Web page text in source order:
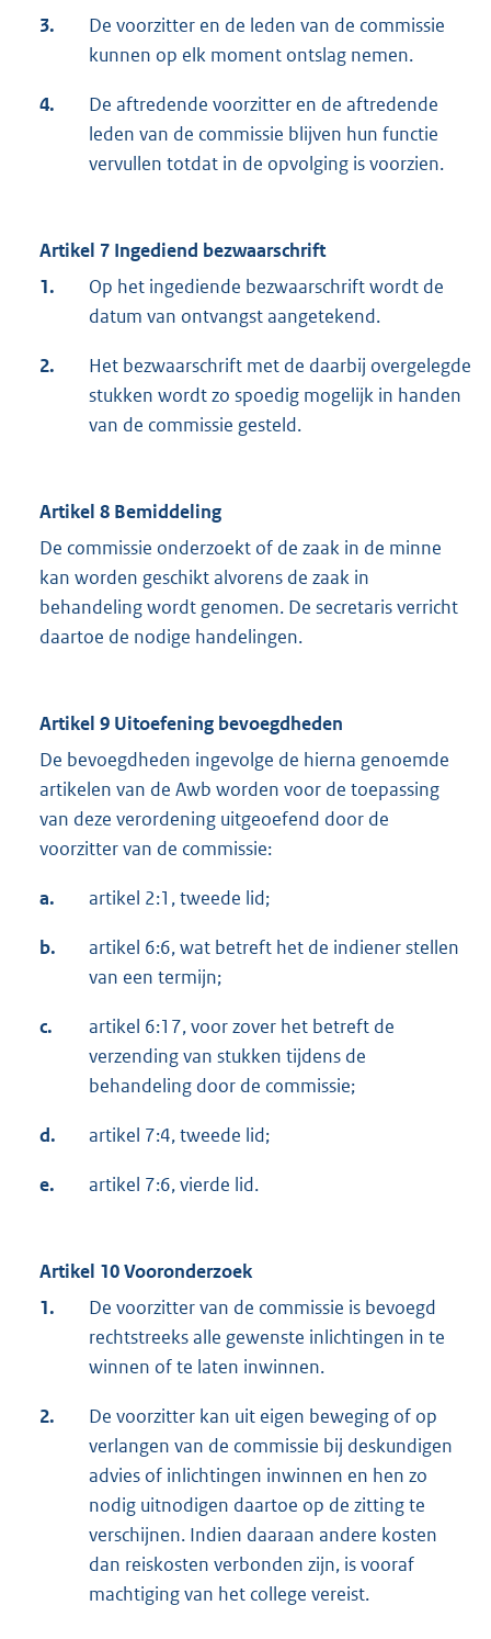
3.
De voorzitter en de leden van de commissie
kunnen op elk moment ontslag nemen.
4.
De aftredende voorzitter en de aftredende
leden van de commissie blijven hun functie
vervullen totdat in de opvolging is voorzien.
Artikel 7 Ingediend bezwaarschrift
1.
Op het ingediende bezwaarschrift wordt de
datum van ontvangst aangetekend.
2.
Het bezwaarschrift met de daarbij overgelegde
stukken wordt zo spoedig mogelijk in handen
van de commissie gesteld.
Artikel 8 Bemiddeling
De commissie onderzoekt of de zaak in de minne
kan worden geschikt alvorens de zaak in
behandeling wordt genomen. De secretaris verricht
daartoe de nodige handelingen.
Artikel 9 Uitoefening bevoegdheden
De bevoegdheden ingevolge de hierna genoemde
artikelen van de Awb worden voor de toepassing
van deze verordening uitgeoefend door de
voorzitter van de commissie:
a. artikel 2:1, tweede lid;
b.
artikel 6:6, wat betreft het de indiener stellen
van een termijn;
c.
artikel 6:17, voor zover het betreft de
verzending van stukken tijdens de
behandeling door de commissie;
d. artikel 7:4, tweede lid;
e. artikel 7:6, vierde lid.
Artikel 10 Vooronderzoek
1.
De voorzitter van de commissie is bevoegd
rechtstreeks alle gewenste inlichtingen in te
winnen of te laten inwinnen.
2.
De voorzitter kan uit eigen beweging of op
verlangen van de commissie bij deskundigen
advies of inlichtingen inwinnen en hen zo
nodig uitnodigen daartoe op de zitting te
verschijnen. Indien daaraan andere kosten
dan reiskosten verbonden zijn, is vooraf
machtiging van het college vereist.